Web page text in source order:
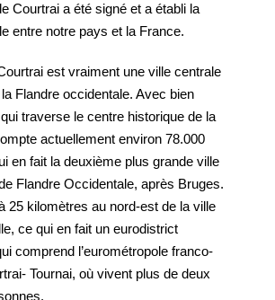
Courtrai a été signé et a établi la
entre notre pays et la France.
est vraiment une ville centrale
Flandre occidentale. Avec bien
traverse le centre historique de la
actuellement environ 78.000
en fait la deuxième plus grande ville
Flandre Occidentale, après Bruges.
25 kilomètres au nord-est de la ville
ce qui en fait un eurodistrict
comprend l’eurométropole franco-
Tournai, où vivent plus de deux